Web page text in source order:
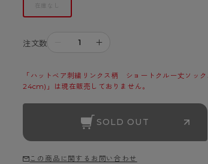
在庫なし
注文数 ＋
「ハットベア刺繍リンクス柄　ショートクルー丈ソッ
24cm)」は現在販売しておりません。
SOLD OUT
この商品に関するお問い合わせ